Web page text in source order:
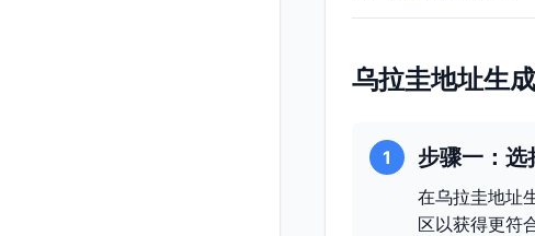
乌拉圭地址生
1 步骤一：选
在乌拉圭地址
区以获得更符